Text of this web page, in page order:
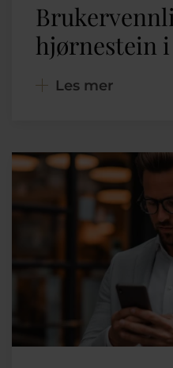
hjørnestein
Les mer